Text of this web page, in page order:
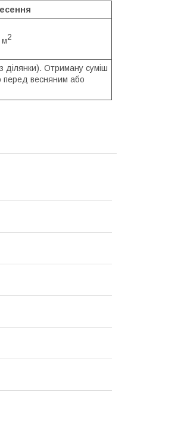
м2
з ділянки). Отриману суміш
перед весняним або